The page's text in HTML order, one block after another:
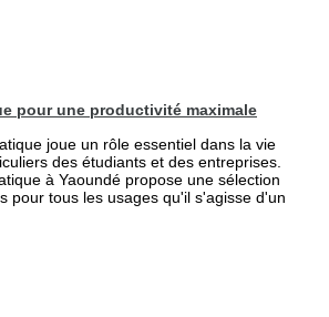
pour une productivité maximale
joue un rôle essentiel dans la vie
des étudiants et des entreprises.
à Yaoundé propose une sélection
pour tous les usages qu'il s'agisse d'un